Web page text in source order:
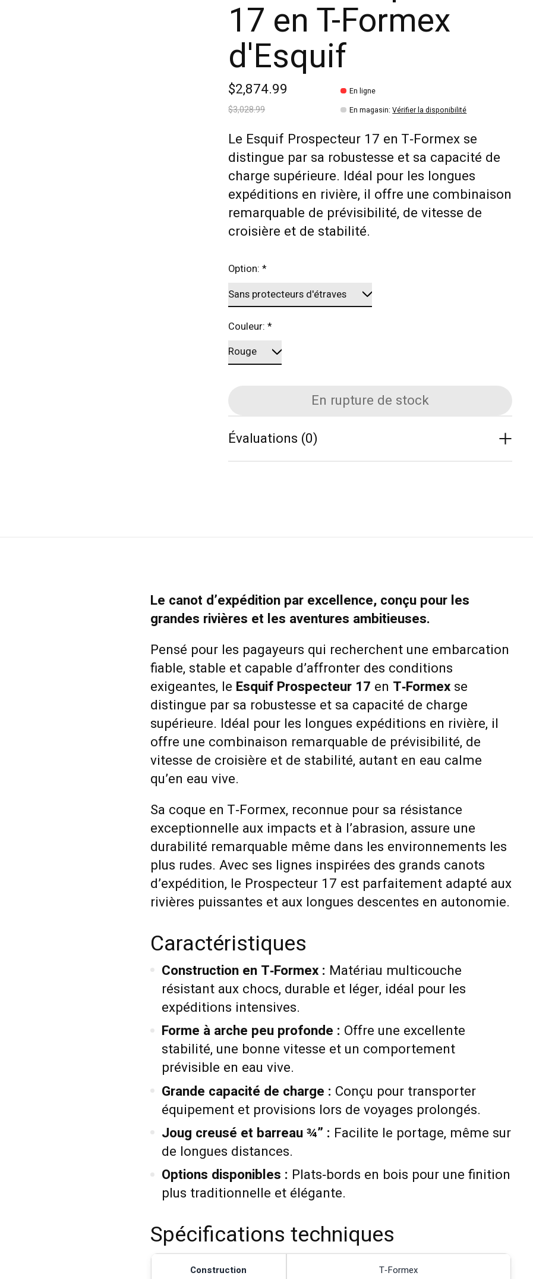
17 en T-Formex
d'Esquif
$2,874.99
$3,028.99
En ligne
En magasin:Vérifier la disponibilité
Le Esquif Prospecteur 17 en T‑Formex se
distingue par sa robustesse et sa capacité de
charge supérieure. Idéal pour les longues
expéditions en rivière, il offre une combinaison
remarquable de prévisibilité, de vitesse de
croisière et de stabilité.
Option:*
Couleur:*
En rupture de stock
Évaluations (0)
Le canot d’expédition par excellence, conçu pour les
grandes rivières et les aventures ambitieuses.
Pensé pour les pagayeurs qui recherchent une embarcation
fiable, stable et capable d’affronter des conditions
exigeantes, le Esquif Prospecteur 17 en T‑Formexse
distingue par sa robustesse et sa capacité de charge
supérieure. Idéal pour les longues expéditions en rivière, il
offre une combinaison remarquable de prévisibilité, de
vitesse de croisière et de stabilité, autant en eau calme
qu’en eau vive.
Sa coque en T‑Formex, reconnue pour sa résistance
exceptionnelle aux impacts et à l’abrasion, assure une
durabilité remarquable même dans les environnements les
plus rudes. Avec ses lignes inspirées des grands canots
d’expédition, le Prospecteur 17 est parfaitement adapté aux
rivières puissantes et aux longues descentes en autonomie.
Caractéristiques
Construction en T‑Formex : Matériau multicouche
résistant aux chocs, durable et léger, idéal pour les
expéditions intensives.
Forme à arche peu profonde : Offre une excellente
stabilité, une bonne vitesse et un comportement
prévisible en eau vive.
Grande capacité de charge : Conçu pour transporter
équipement et provisions lors de voyages prolongés.
Joug creusé et barreau ¾” : Facilite le portage, même sur
de longues distances.
Options disponibles : Plats‑bords en bois pour une finition
plus traditionnelle et élégante.
Spécifications techniques
Construction T‑Formex